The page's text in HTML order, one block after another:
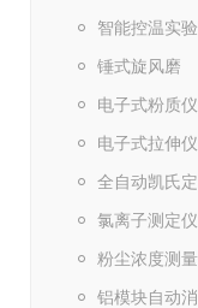
智能控温实
锤式旋风磨
电子式粉质仪
电子式拉伸仪
全自动凯氏
氯离子测定仪
粉尘浓度测
铝模块自动